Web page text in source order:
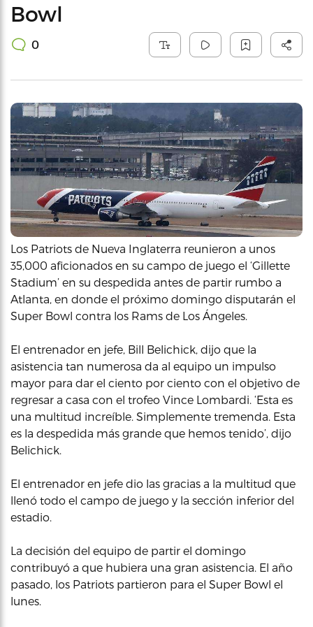
Bowl
0
Los Patriots de Nueva Inglaterra reunieron a unos
35,000 aficionados en su campo de juego el ‘Gillette
Stadium’ en su despedida antes de partir rumbo a
Atlanta, en donde el próximo domingo disputarán el
Super Bowl contra los Rams de Los Ángeles.
El entrenador en jefe, Bill Belichick, dijo que la
asistencia tan numerosa da al equipo un impulso
mayor para dar el ciento por ciento con el objetivo de
regresar a casa con el trofeo Vince Lombardi. ‘Esta es
una multitud increíble. Simplemente tremenda. Esta
es la despedida más grande que hemos tenido’, dijo
Belichick.
El entrenador en jefe dio las gracias a la multitud que
llenó todo el campo de juego y la sección inferior del
estadio.
La decisión del equipo de partir el domingo
contribuyó a que hubiera una gran asistencia. El año
pasado, los Patriots partieron para el Super Bowl el
lunes.